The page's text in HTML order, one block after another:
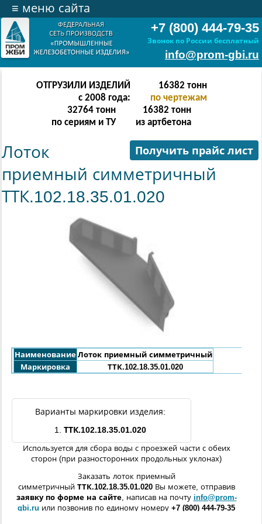
+7 (800) 444-79-35
Звонок по России бесплатный
info@prom-gbi.ru
≡ меню сайта
ОТГРУЗИЛИ ИЗДЕЛИЙ
с 2008 года:
32766 тонн
по чертежам
65532 тонн
по сериям и ТУ
32766 тонн
из артбетона
Получить прайс лист
Лоток
приемный симметричный
ТТК.102.18.35.01.020
Наименование Лоток приемный симметричный
Маркировка
ТТК.102.18.35.01.020
Варианты маркировки изделия:
1.
ТТК.102.18.35.01.020
Используется для сбора воды с проезжей части с обеих
сторон (при разносторонних продольных уклонах)
Заказать лоток приемный
симметричный ТТК.102.18.35.01.020 Вы можете, отправив
заявку по форме на сайте, написав на почту info@prom-
gbi.ru или позвонив по единому номеру +7 (800) 444-79-35